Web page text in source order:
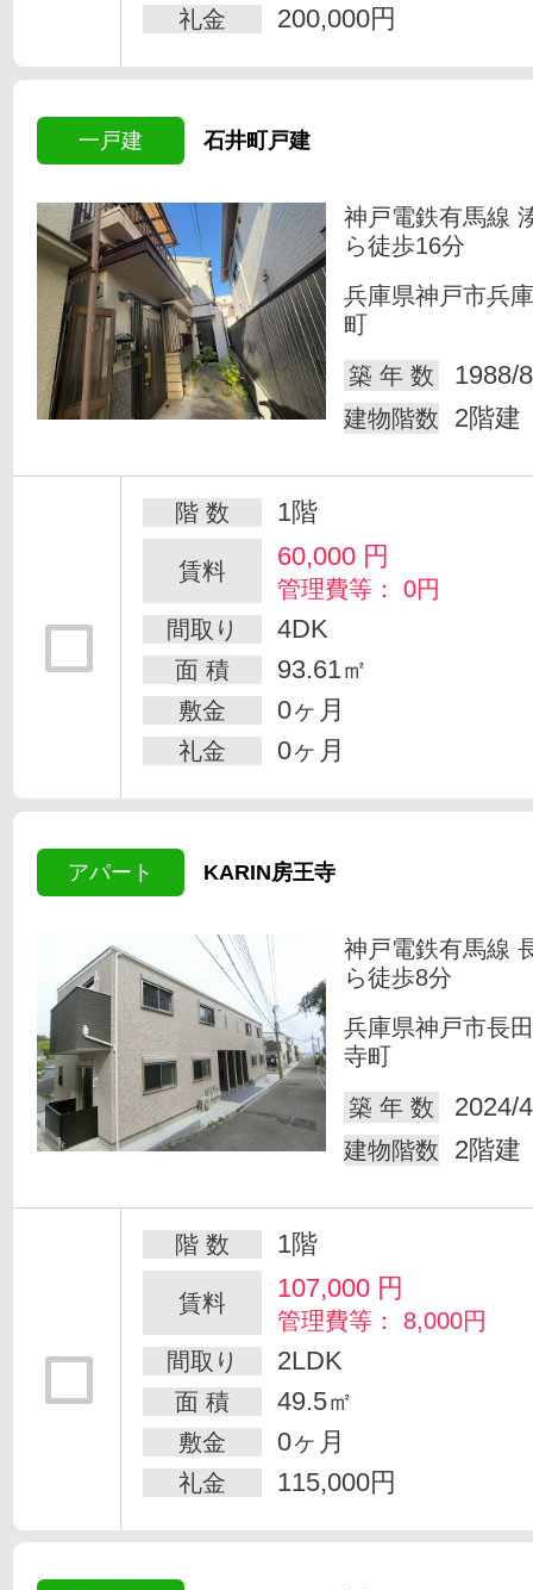
礼金 200,000円
一戸建 石井町戸建
神戸電鉄有馬線
ら徒歩16分
兵庫県神戸市兵
町
築 年 数
1988/
建物階数 2階建
階 数 1階
賃料 60,000 円
管理費等： 0円
間取り
4DK
面 積 93.61㎡
敷金 0ヶ月
礼金 0ヶ月
アパート KARIN房王寺
神戸電鉄有馬線
ら徒歩8分
兵庫県神戸市長
寺町
築 年 数
2024/
建物階数 2階建
階 数 1階
賃料 107,000 円
管理費等： 8,000円
間取り
2LDK
面 積 49.5㎡
敷金 0ヶ月
礼金 115,000円